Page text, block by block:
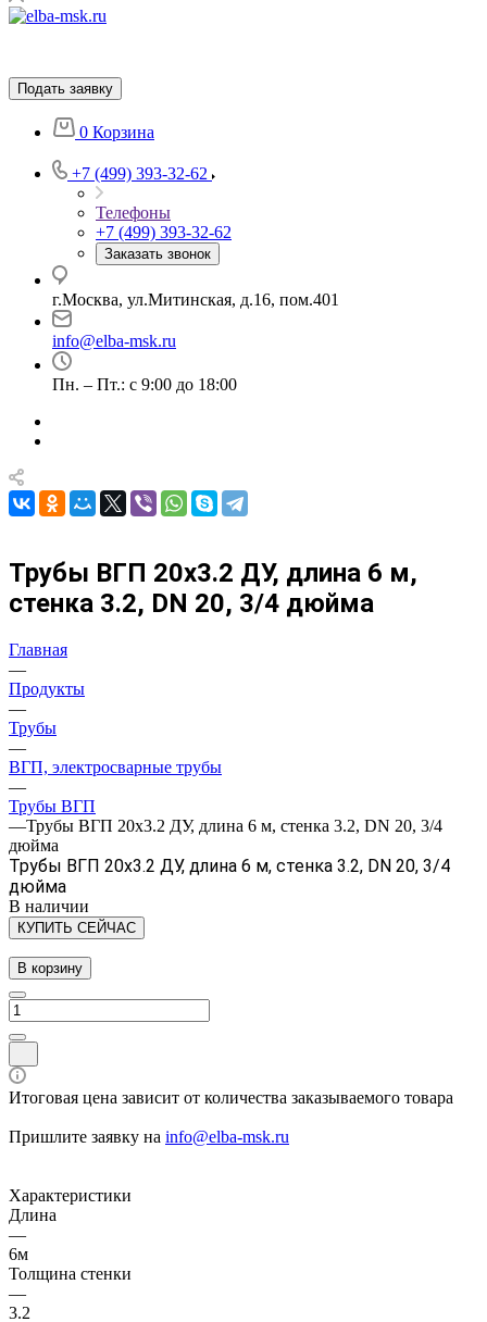
Подать заявку
0 Корзина
+7 (499) 393-32-62
Телефоны
+7 (499) 393-32-62
Заказать звонок
г.Москва, ул.Митинская, д.16, пом.401
info@elba-msk.ru
Пн. – Пт.: с 9:00 до 18:00
Трубы ВГП 20х3.2 ДУ, длина 6 м,
стенка 3.2, DN 20, 3/4 дюйма
Главная
—
Продукты
—
Трубы
—
ВГП, электросварные трубы
—
Трубы ВГП
—Трубы ВГП 20х3.2 ДУ, длина 6 м, стенка 3.2, DN 20, 3/4
дюйма
Трубы ВГП 20х3.2 ДУ, длина 6 м, стенка 3.2, DN 20, 3/4
дюйма
В наличии
КУПИТЬ СЕЙЧАС
В корзину
Итоговая цена зависит от количества заказываемого товара
Пришлите заявку на info@elba-msk.ru
Характеристики
Длина
—
6м
Толщина стенки
—
3.2